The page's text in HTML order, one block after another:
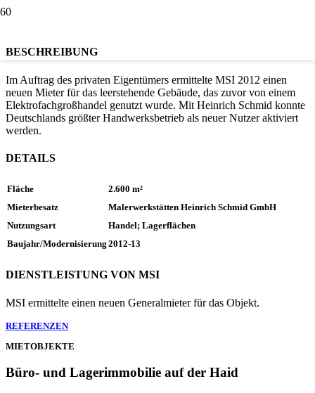
BESCHREIBUNG
Im Auftrag des privaten Eigentümers ermittelte MSI 2012 einen
neuen Mieter für das leerstehende Gebäude, das zuvor von einem
Elektrofachgroßhandel genutzt wurde. Mit Heinrich Schmid konnte
Deutschlands größter Handwerksbetrieb als neuer Nutzer aktiviert
werden.
DETAILS
Fläche
2.600 m²
Mieterbesatz
Malerwerkstätten Heinrich Schmid GmbH
Nutzungsart
Handel; Lagerflächen
Baujahr/Modernisierung 2012-13
DIENSTLEISTUNG VON MSI
MSI ermittelte einen neuen Generalmieter für das Objekt.
REFERENZEN
MIETOBJEKTE
Büro- und Lagerimmobilie auf der Haid